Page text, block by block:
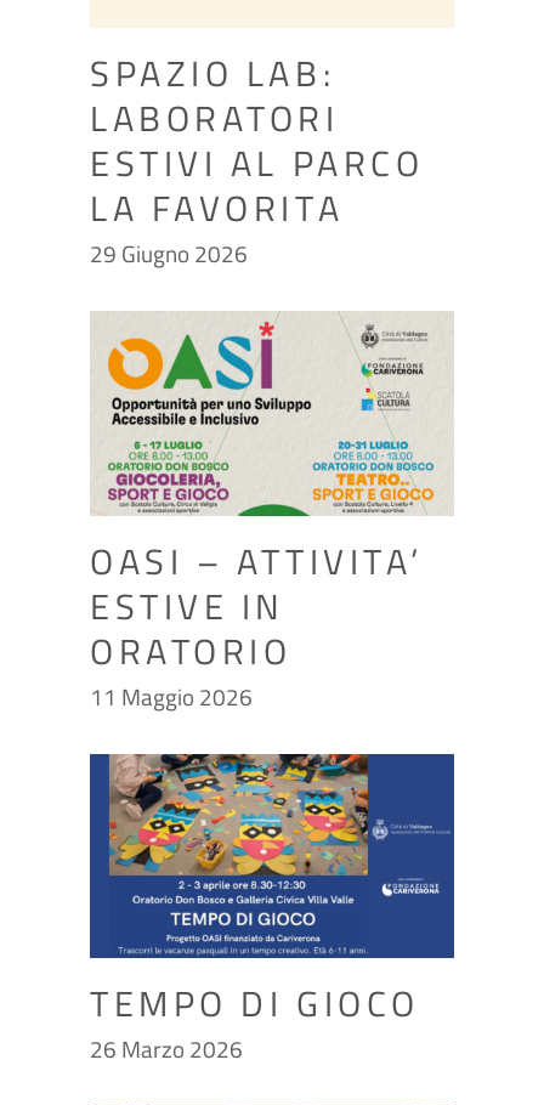
SPAZIO LAB:
LABORATORI
ESTIVI AL PARCO
LA FAVORITA
29 Giugno 2026
OASI – ATTIVITA’
ESTIVE IN
ORATORIO
11 Maggio 2026
TEMPO DI GIOCO
26 Marzo 2026